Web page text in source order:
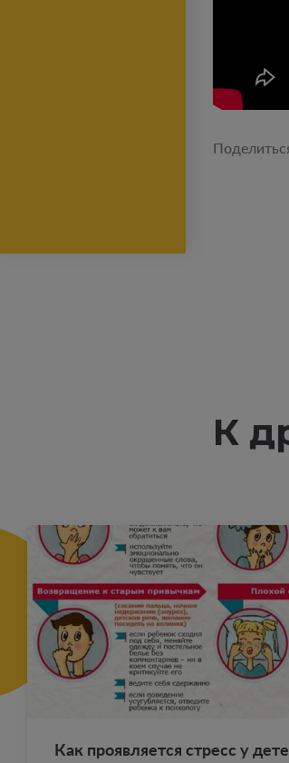
К
Как про­яв­ля­ет­ся стресс у